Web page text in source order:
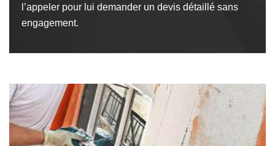
l’appeler pour lui demander un devis détaillé sans
engagement.